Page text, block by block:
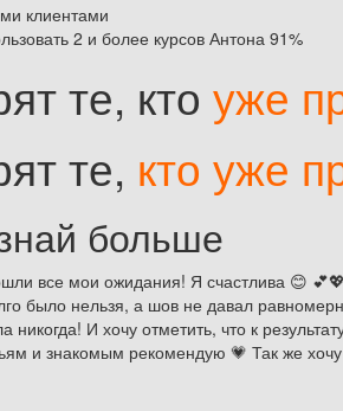
клиентами
2 и более курсов Антона 91%
те, кто уже
те, кто уже
больше
все мои ожидания! Я счастлива 😊
было нельзя, а шов не давал
никогда! И хочу отметить, что к
и знакомым рекомендую 💗 Так же